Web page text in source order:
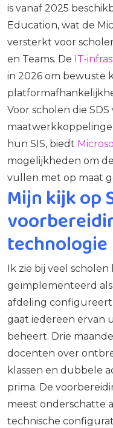
is vanaf 2025
Education, wat de
versterkt voor
en Teams. De IT-
in 2026 om bewuste
Voor scholen die
hun SIS, biedt
mogelijkheden om
vullen met op maat
Mijn kijk op
technologie
Ik zie bij veel
geïmplementeerd
afdeling
gaat iedereen ervan
beheert. Drie
docenten over
klassen en dubbele
prima. De
meest onderschatte
technische